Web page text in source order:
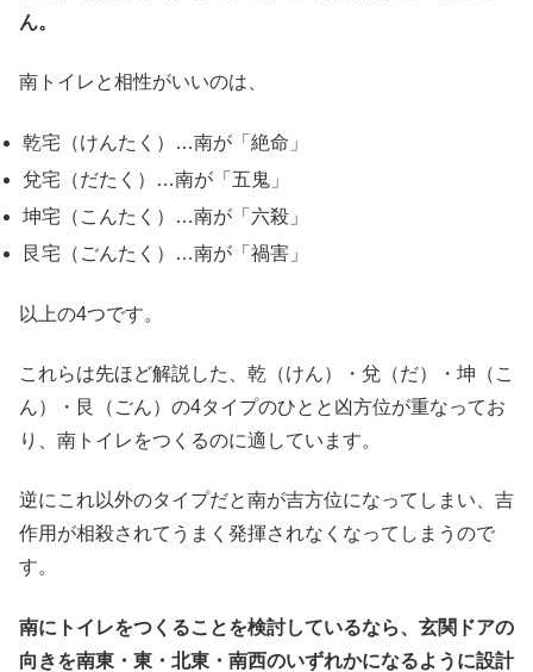
ん。
南トイレと相性がいいのは、
乾宅（けんたく）…南が「絶命」
兌宅（だたく）…南が「五鬼」
坤宅（こんたく）…南が「六殺」
艮宅（ごんたく）…南が「禍害」
以上の4つです。
これらは先ほど解説した、乾（けん）・兌（だ）・坤（こ
ん）・艮（ごん）の4タイプのひとと凶方位が重なってお
り、南トイレをつくるのに適しています。
逆にこれ以外のタイプだと南が吉方位になってしまい、吉
作用が相殺されてうまく発揮されなくなってしまうので
す。
南にトイレをつくることを検討しているなら、玄関ドアの
向きを南東・東・北東・南西のいずれかになるように設計